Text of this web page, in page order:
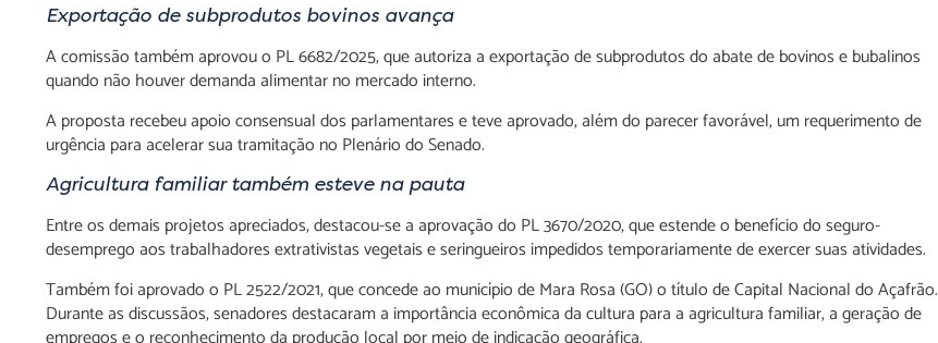
Exportação de subprodutos bovinos avança
A comissão também aprovou o PL 6682/2025, que autoriza a exportação de subprodutos do abate de bovinos e bubalinos
quando não houver demanda alimentar no mercado interno.
A proposta recebeu apoio consensual dos parlamentares e teve aprovado, além do parecer favorável, um requerimento de
urgência para acelerar sua tramitação no Plenário do Senado.
Agricultura familiar também esteve na pauta
Entre os demais projetos apreciados, destacou-se a aprovação do PL 3670/2020, que estende o benefício do seguro-
desemprego aos trabalhadores extrativistas vegetais e seringueiros impedidos temporariamente de exercer suas atividades.
Também foi aprovado o PL 2522/2021, que concede ao município de Mara Rosa (GO) o título de Capital Nacional do Açafrão.
Durante as discussãos, senadores destacaram a importância econômica da cultura para a agricultura familiar, a geração de